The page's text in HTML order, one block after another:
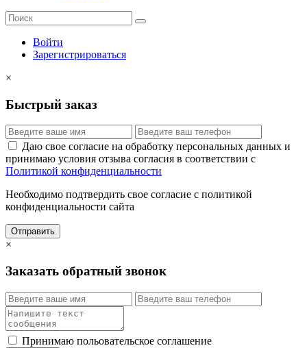
Войти
Зарегистрироваться
×
Быстрый заказ
Даю свое согласие на обработку персональных данных и
принимаю условия отзыва согласия в соответствии с
Политикой конфиденциальности
Необходимо подтвердить свое согласие с политикой
конфиденциальности сайта
Отправить
×
Заказать обратный звонок
Принимаю польовательское соглашение